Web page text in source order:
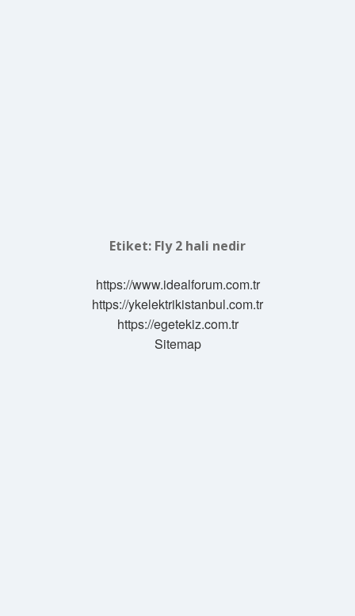
Etiket: Fly 2 hali nedir
https://www.idealforum.com.tr
https://ykelektrikistanbul.com.tr
https://egetekiz.com.tr
Sitemap